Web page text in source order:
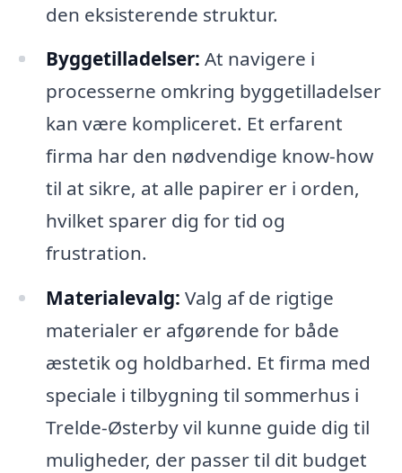
den eksisterende struktur.
Byggetilladelser: At navigere i
processerne omkring byggetilladelser
kan være kompliceret. Et erfarent
firma har den nødvendige know-how
til at sikre, at alle papirer er i orden,
hvilket sparer dig for tid og
frustration.
Materialevalg: Valg af de rigtige
materialer er afgørende for både
æstetik og holdbarhed. Et firma med
speciale i tilbygning til sommerhus i
Trelde-Østerby vil kunne guide dig til
muligheder, der passer til dit budget